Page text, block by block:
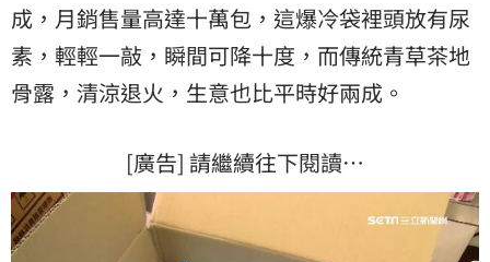
成，月銷售量高達十萬包，這爆冷袋裡頭放有尿
素，輕輕一敲，瞬間可降十度，而傳統青草茶地
骨露 ，清涼退火，生意也比平時好兩成。
[廣告] 請繼續往下閱讀…